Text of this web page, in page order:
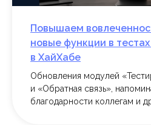
Повышаем
новые функции в
в ХайХабе
Обновления модулей
и «Обратная связь»,
благодарности коллегам и
в группе ВК